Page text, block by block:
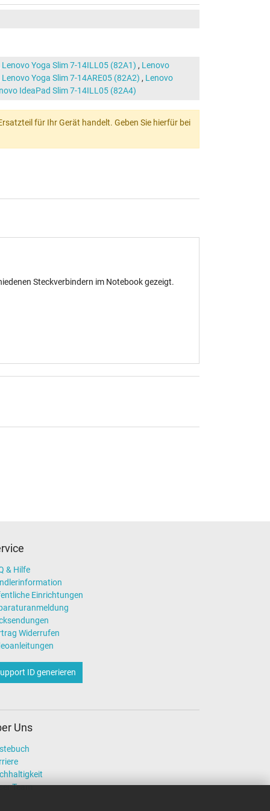
Lenovo Yoga Slim 7-14ILL05 (82A1) , Lenovo
Lenovo Yoga Slim 7-14ARE05 (82A2) , Lenovo
IdeaPad Slim 7-14ILL05 (82A4)
für Ihr Gerät handelt. Geben Sie hierfür bei
Steckverbindern im Notebook gezeigt.
& Hilfe
Einrichtungen
Widerrufen
ID generieren
Uns
Team